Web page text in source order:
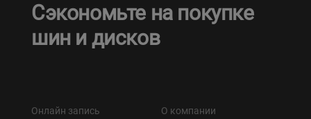
Сэкономьте на покупке
шин и дисков
Онлайн запись
О компании